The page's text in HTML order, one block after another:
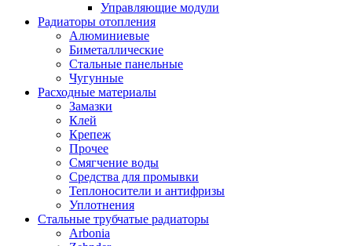
Управляющие модули
Радиаторы отопления
Алюминиевые
Биметаллические
Стальные панельные
Чугунные
Расходные материалы
Замазки
Клей
Крепеж
Прочее
Смягчение воды
Средства для промывки
Теплоносители и антифризы
Уплотнения
Стальные трубчатые радиаторы
Arbonia